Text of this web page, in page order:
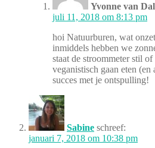
Yvonne van
juli 11, 2018 om 8:13 pm
hoi Natuurburen, wat
inmiddels hebben we
staat de stroommeter stil
veganistisch gaan eten
succes met je ontspulling!
Sabine schreef:
januari 7, 2018 om 10:38 pm